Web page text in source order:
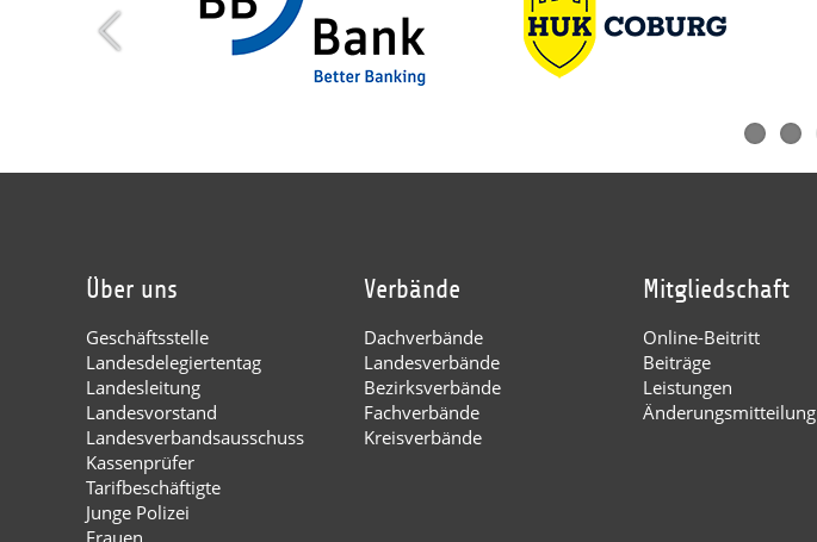
Über uns
Geschäftsstelle
Landesdelegiertentag
Landesleitung
Landesvorstand
Landesverbandsausschuss
Kassenprüfer
Tarifbeschäftigte
Junge Polizei
Frauen
Verbände
Dachverbände
Landesverbände
Bezirksverbände
Fachverbände
Kreisverbände
Mitgliedschaft
Online-Beitritt
Beiträge
Leistungen
Änderungsmitteilung